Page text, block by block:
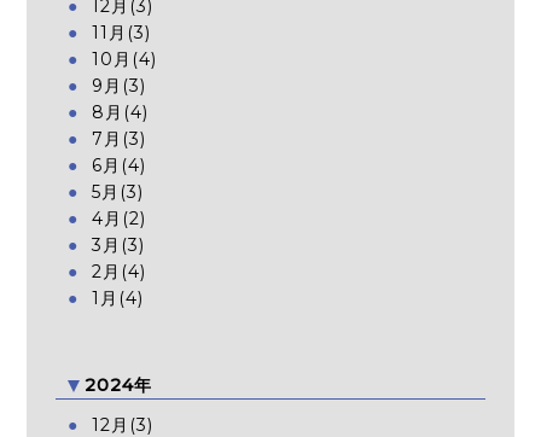
12月(3)
11月(3)
10月(4)
9月(3)
8月(4)
7月(3)
6月(4)
5月(3)
4月(2)
3月(3)
2月(4)
1月(4)
2024年
12月(3)